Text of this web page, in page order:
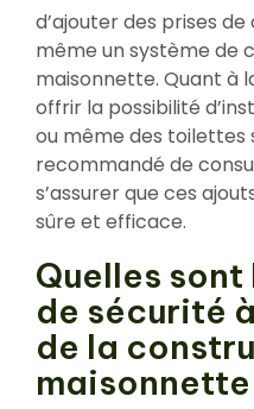
d’ajouter des prises
même un système de
maisonnette. Quant à
offrir la possibilité
ou même des toilettes
recommandé de
s’assurer que ces
sûre et efficace.
Quelles sont
de sécurité
de la